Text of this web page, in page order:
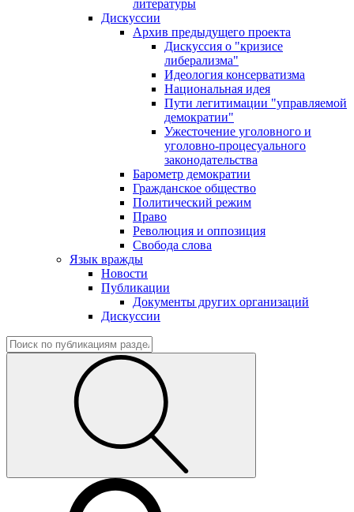
литературы
Дискуссии
Архив предыдущего проекта
Дискуссия о "кризисе
либерализма"
Идеология консерватизма
Национальная идея
Пути легитимации "управляемой
демократии"
Ужесточение уголовного и
уголовно-процесуального
законодательства
Барометр демократии
Гражданское общество
Политический режим
Право
Революция и оппозиция
Свобода слова
Язык вражды
Новости
Публикации
Документы других организаций
Дискуссии